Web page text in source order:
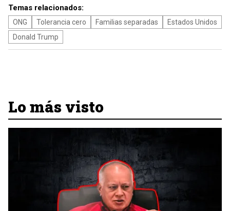
Temas relacionados:
ONG Tolerancia cero Familias separadas
Estados Unidos
Donald Trump
Lo más visto